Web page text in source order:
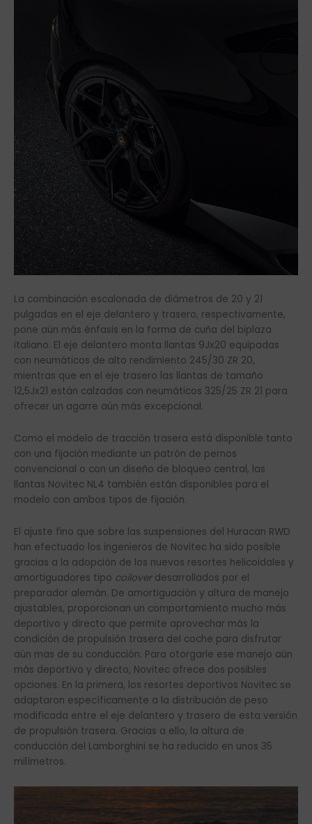
La combinación escalonada de diámetros de 20 y 21
pulgadas en el eje delantero y trasero, respectivamente,
pone aún más énfasis en la forma de cuña del biplaza
italiano. El eje delantero monta llantas 9Jx20 equipadas
con neumáticos de alto rendimiento 245/30 ZR 20,
mientras que en el eje trasero las llantas de tamaño
12,5Jx21 están calzadas con neumáticos 325/25 ZR 21 para
ofrecer un agarre aún más excepcional.
Como el modelo de tracción trasera está disponible tanto
con una fijación mediante un patrón de pernos
convencional o con un diseño de bloqueo central, las
llantas Novitec NL4 también están disponibles para el
modelo con ambos tipos de fijación.
El ajuste fino que sobre las suspensiones del Huracan RWD
han efectuado los ingenieros de Novitec ha sido posible
gracias a la adopción de los nuevos resortes helicoidales y
amortiguadores tipo coiloverdesarrollados por el
preparador alemán. De amortiguación y altura de manejo
ajustables, proporcionan un comportamiento mucho más
deportivo y directo que permite aprovechar más la
condición de propulsión trasera del coche para disfrutar
aún mas de su conducción. Para otorgarle ese manejo aún
más deportivo y directo, Novitec ofrece dos posibles
opciones. En la primera, los resortes deportivos Novitec se
adaptaron específicamente a la distribución de peso
modificada entre el eje delantero y trasero de esta versión
de propulsión trasera. Gracias a ello, la altura de
conducción del Lamborghini se ha reducido en unos 35
milímetros.